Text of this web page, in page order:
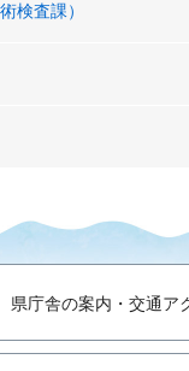
検査課）
県庁舎の案内・交通ア